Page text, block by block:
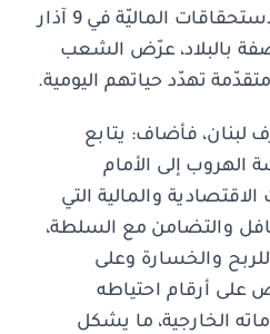
التأليف، على الرغم من الإستحقاقات الماليّة في 9 آذار
بالبلاد، عرّض الشعب
تهدّد حياتهم اليومية.
لبنان، فأضاف: يتابع
إلى الأمام
والمالية التي
والتضامن مع السلطة،
والخسارة وعلى
على أرقام احتياطه
الخارجية، ما يشكل